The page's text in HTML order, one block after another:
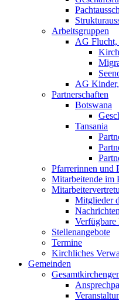
Arbeitsgruppen
AG Flucht,
AG
Partnerschaften
Botswana
Tansania
Pfarrerinnen und
Mitarbeitende im
Mitglieder
Stellenangebote
Termine
Kirchliches
Gemeinden